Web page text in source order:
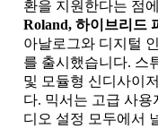
환을 지원한다는 점
Roland, 하이브리드
아날로그와 디지털
를 출시했습니다. 스
및 모듈형 신디사이
다. 믹서는 고급 사
디오 설정 모두에서